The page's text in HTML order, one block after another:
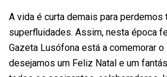
A vida é curta demais para perdemos
superfluidades. Assim, nesta época
Gazeta Lusófona está a comemorar
desejamos um Feliz Natal e um